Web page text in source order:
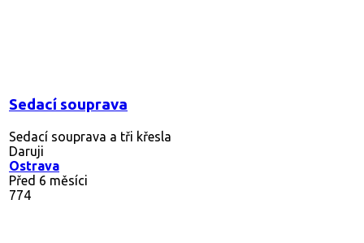
Sedací souprava
Sedací souprava a tři křesla
Daruji
Ostrava
Před 6 měsíci
774